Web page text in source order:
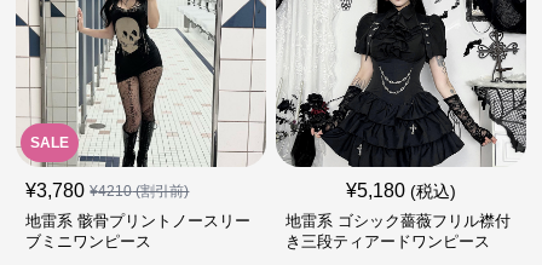
SALE
¥3,780 ¥4210(割引前)
地雷系 骸骨プリントノースリー
ブミニワンピース
¥5,180 (税込)
地雷系 ゴシック薔薇フリル襟付
き三段ティアードワンピース